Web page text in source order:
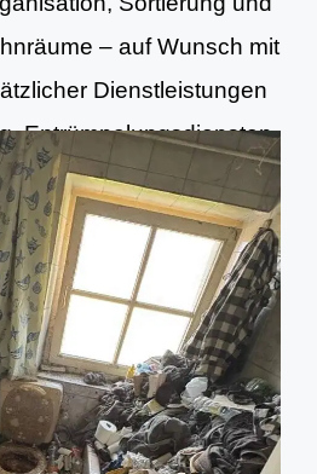
– auf Wunsch mit
Dienstleistungen
Entrümpelungsdiensten